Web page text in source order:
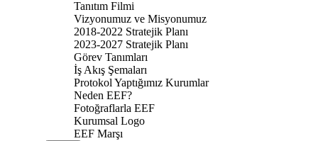
Tanıtım Filmi
Vizyonumuz ve Misyonumuz
2018-2022 Stratejik Planı
2023-2027 Stratejik Planı
Görev Tanımları
İş Akış Şemaları
Protokol Yaptığımız Kurumlar
Neden EEF?
Fotoğraflarla EEF
Kurumsal Logo
EEF Marşı